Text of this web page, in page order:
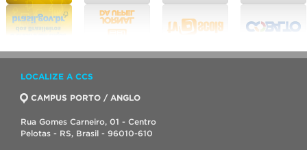
LOCALIZE A CCS
CAMPUS PORTO / ANGLO
Rua Gomes Carneiro, 01 - Centro
Pelotas - RS, Brasil - 96010-610